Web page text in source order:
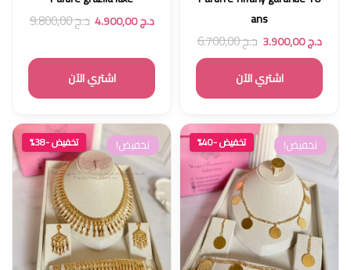
ans
د.ج3.900,00 د.ج6.700,00
اشتري الآن
د.ج4.900,00 د.ج9.800,00
اشتري الآن
تخفيض! تخفيض -40% تخفيض! تخفيض -38%